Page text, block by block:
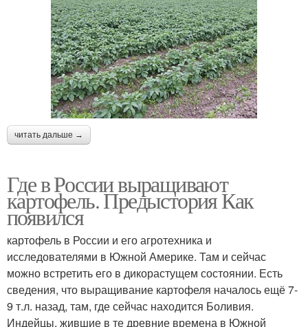
читать дальше →
Где в России выращивают
картофель. Предыстория Как
появился
картофель в России и его агротехника и
исследователями в Южной Америке. Там и сейчас
можно встретить его в дикорастущем состоянии. Есть
сведения, что выращивание картофеля началось ещё 7-
9 т.л. назад, там, где сейчас находится Боливия.
Индейцы, жившие в те древние времена в Южной